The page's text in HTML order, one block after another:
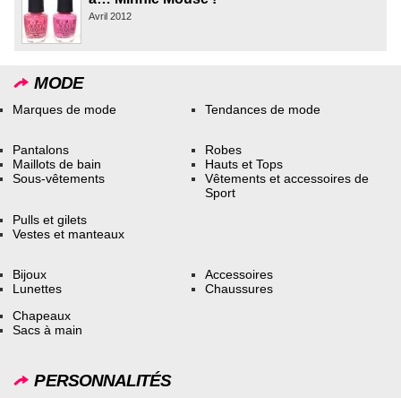
Avril 2012
MODE
Marques de mode Tendances de mode
Pantalons
Maillots de bain
Sous-vêtements
Robes
Hauts et Tops
Vêtements et accessoires de
Sport
Pulls et gilets
Vestes et manteaux
Bijoux
Lunettes
Accessoires
Chaussures
Chapeaux
Sacs à main
PERSONNALITÉS